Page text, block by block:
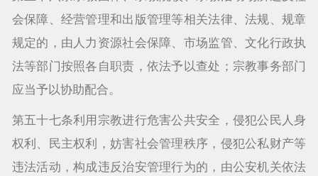
会保障、经营管理和出版管理等相关法律、法规、规章
规定的，由人力资源社会保障、市场监管、文化行政执
法等部门按照各自职责，依法予以查处；宗教事务部门
应当予以协助配合。
第五十七条利用宗教进行危害公共安全，侵犯公民人身
权利、民主权利，妨害社会管理秩序，侵犯公私财产等
违法活动，构成违反治安管理行为的，由公安机关依法